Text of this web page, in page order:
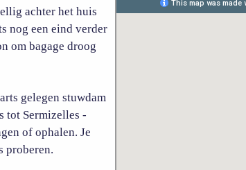
achter het huis
nog een eind verder
om bagage droog
gelegen stuwdam
tot Sermizelles -
of ophalen. Je
proberen.